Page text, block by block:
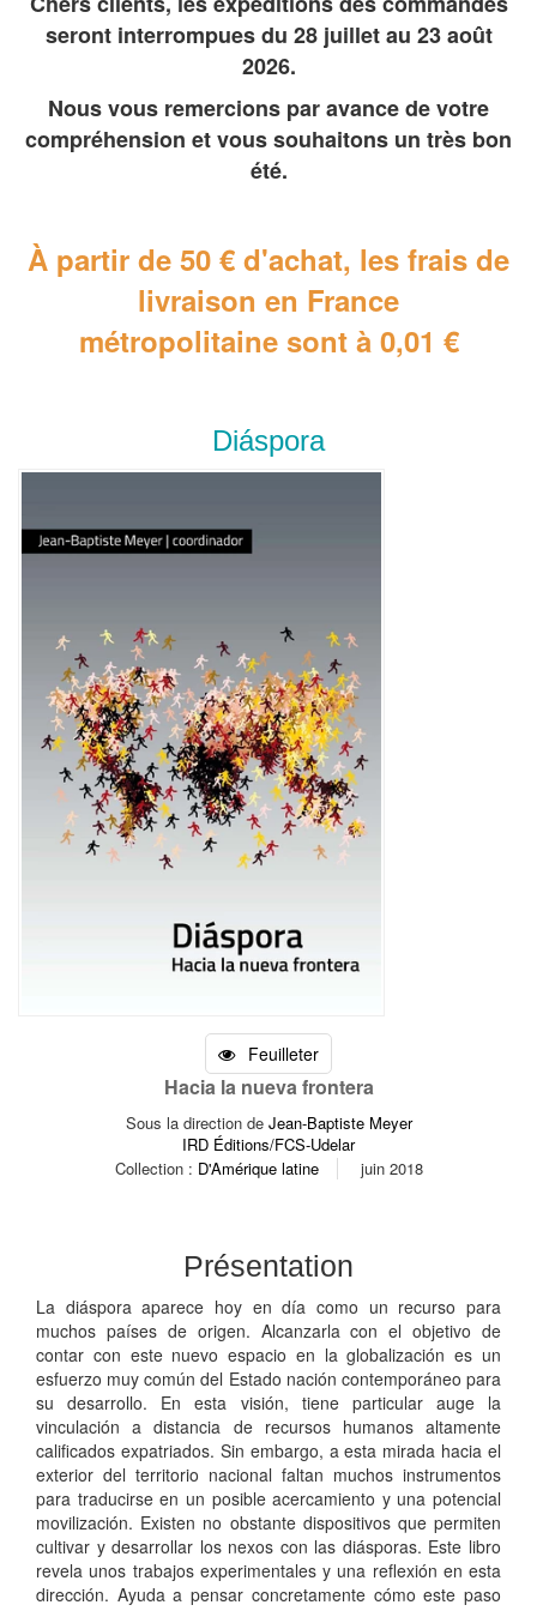
seront interrompues du 28 juillet au 23 août
2026.
Nous vous remercions par avance de votre
compréhension et vous souhaitons un très bon
été.
À partir de 50 € d'achat, les frais de
livraison en France
métropolitainesont à 0,01 €
Diáspora
Feuilleter
Hacia la nueva frontera
Sous la direction de Jean-Baptiste Meyer
IRD Éditions/FCS-Udelar
Collection : D'Amérique latine juin 2018
Présentation
La diáspora aparece hoy en día como un recurso para
muchos países de origen. Alcanzarla con el objetivo de
contar con este nuevo espacio en la globalización es un
esfuerzo muy común del Estado nación contemporáneo para
su desarrollo. En esta visión, tiene particular auge la
vinculación a distancia de recursos humanos altamente
calificados expatriados. Sin embargo, a esta mirada hacia el
exterior del territorio nacional faltan muchos instrumentos
para traducirse en un posible acercamiento y una potencial
movilización. Existen no obstante dispositivos que permiten
cultivar y desarrollar los nexos con las diásporas. Este libro
revela unos trabajos experimentales y una reflexión en esta
dirección. Ayuda a pensar concretamente cómo este paso